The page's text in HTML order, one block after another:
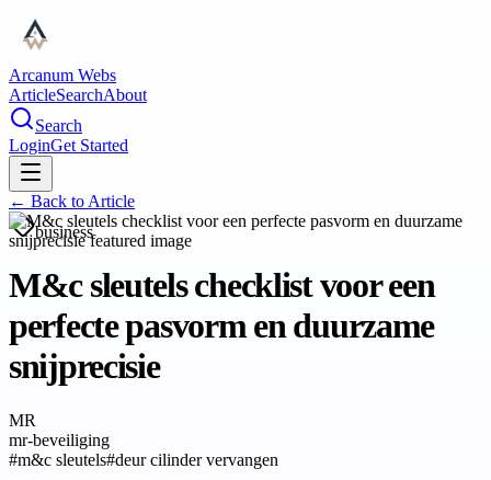
Arcanum Webs
ArticleSearchAbout
Search
LoginGet Started
← Back to Article
business
M&c sleutels checklist voor een
perfecte pasvorm en duurzame
snijprecisie
MR
mr-beveiliging
#m&c sleutels#deur cilinder vervangen